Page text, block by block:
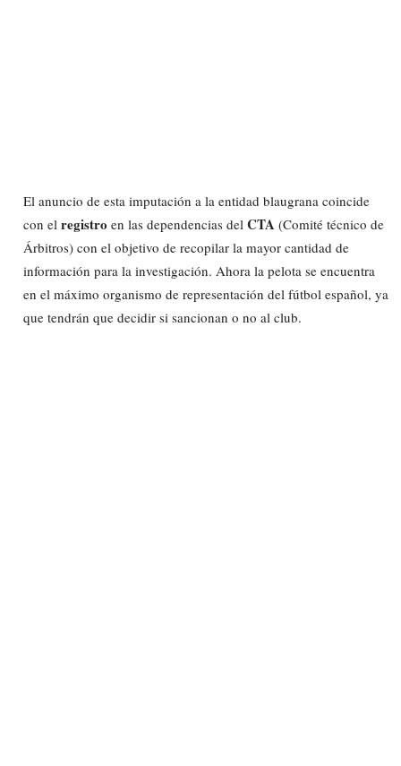
El anuncio de esta imputación a la entidad blaugrana coincide
con el registro en las dependencias del CTA (Comité técnico de
Árbitros) con el objetivo de recopilar la mayor cantidad de
información para la investigación. Ahora la pelota se encuentra
en el máximo organismo de representación del fútbol español, ya
que tendrán que decidir si sancionan o no al club.